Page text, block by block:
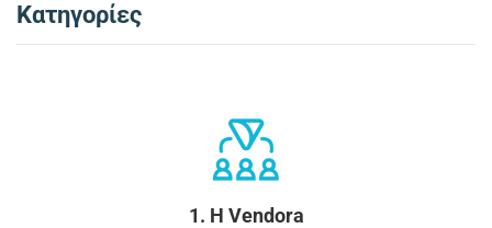
Κατηγορίες
1. Η Vendora